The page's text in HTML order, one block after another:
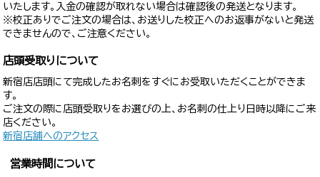
いたします。入金の確認が取れない場合は確認後の発送となります。
※校正ありでご注文の場合は、お送りした校正へのお返事がないと発送
できませんので、ご注意ください。
店頭受取りについて
新宿店店頭にて完成したお名刺をすぐにお受取いただくことができま
す。
ご注文の際に店頭受取りをお選びの上、お名刺の仕上り日時以降にご来
店ください。
新宿店舗へのアクセス
営業時間について